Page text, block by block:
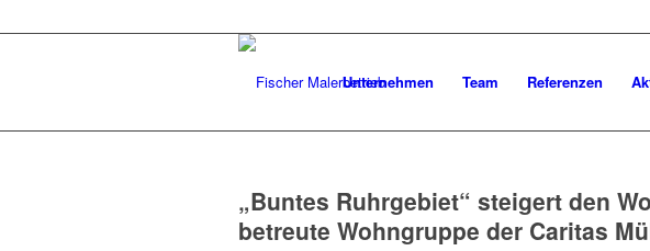
Unternehmen Team Referenzen
„Buntes Ruhrgebiet“ steigert den
betreute Wohngruppe der Caritas